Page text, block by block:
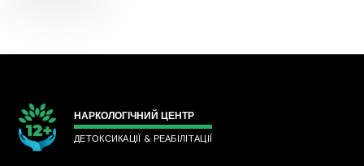
НАРКОЛОГІЧНИЙ ЦЕНТР
ДЕТОКСИКАЦІЇ & РЕАБІЛІТАЦІЇ